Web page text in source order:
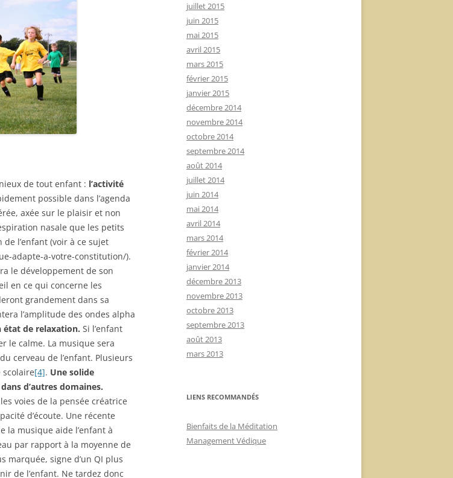
de tout enfant : l’activité
possible dans l’agenda
axée sur le plaisir et non
nasale que les petits
l’enfant (voir à ce sujet
adapte-a-votre-constitution/).
le développement de son
en ce qui concerne les
grandement dans sa
l’amplitude des ondes alpha
état de relaxation. Si l’enfant
le calme. La musique sera
cerveau de l’enfant. Plusieurs
[4]. Une solide
d’autres domaines.
voies de la pensée créatrice
d’écoute. Une récente
la musique aide l’enfant à
par rapport à la moyenne de
marquée, signe d’un QI plus
de l’enfant. Ne tardez donc
juillet 2015
juin 2015
mai 2015
avril 2015
mars 2015
février 2015
janvier 2015
décembre 2014
novembre 2014
octobre 2014
septembre 2014
août 2014
juillet 2014
juin 2014
mai 2014
avril 2014
mars 2014
février 2014
janvier 2014
décembre 2013
novembre 2013
octobre 2013
septembre 2013
août 2013
mars 2013
LIENS RECOMMANDÉS
Bienfaits de la Méditation
Management Védique